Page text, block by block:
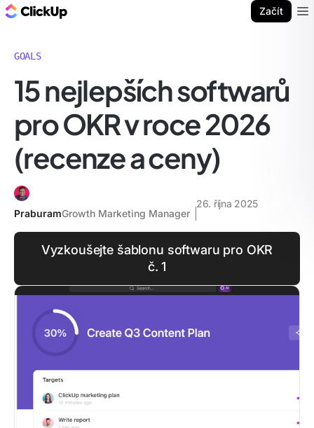
Začít
GOALS
15 nejlepších softwarů
pro OKR v roce 2026
(recenze a ceny)
PraburamGrowth Marketing Manager
26. října 2025
Vyzkoušejte šablonu softwaru pro OKR
č. 1